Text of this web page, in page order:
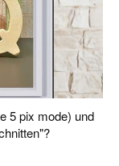
5 pix mode) und